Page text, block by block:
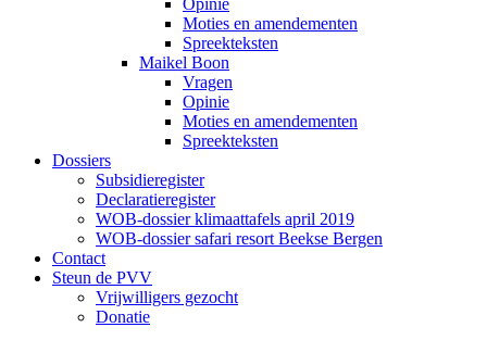
Opinie
Moties en amendementen
Spreekteksten
Maikel Boon
Vragen
Opinie
Moties en amendementen
Spreekteksten
Dossiers
Subsidieregister
Declaratieregister
WOB-dossier klimaattafels april 2019
WOB-dossier safari resort Beekse Bergen
Contact
Steun de PVV
Vrijwilligers gezocht
Donatie